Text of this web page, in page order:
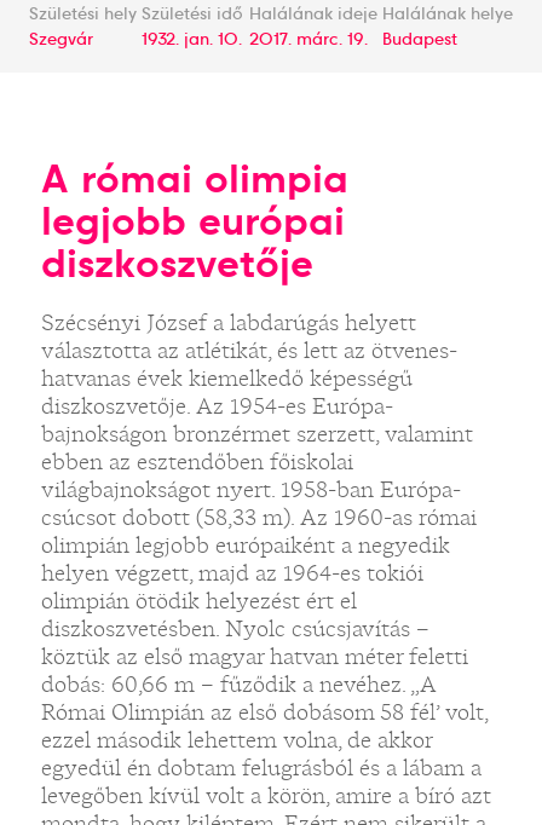
Születési hely
Szegvár
Születési idő
1932. jan. 10.
Halálának ideje
2017. márc. 19.
Halálának helye
Budapest
A római olimpia
legjobb európai
diszkoszvetője
Szécsényi József a labdarúgás helyett
választotta az atlétikát, és lett az ötvenes-
hatvanas évek kiemelkedő képességű
diszkoszvetője. Az 1954-es Európa-
bajnokságon bronzérmet szerzett, valamint
ebben az esztendőben főiskolai
világbajnokságot nyert. 1958-ban Európa-
csúcsot dobott (58,33 m). Az 1960-as római
olimpián legjobb európaiként a negyedik
helyen végzett, majd az 1964-es tokiói
olimpián ötödik helyezést ért el
diszkoszvetésben. Nyolc csúcsjavítás –
köztük az első magyar hatvan méter feletti
dobás: 60,66 m – fűződik a nevéhez. „A
Római Olimpián az első dobásom 58 fél’ volt,
ezzel második lehettem volna, de akkor
egyedül én dobtam felugrásból és a lábam a
levegőben kívül volt a körön, amire a bíró azt